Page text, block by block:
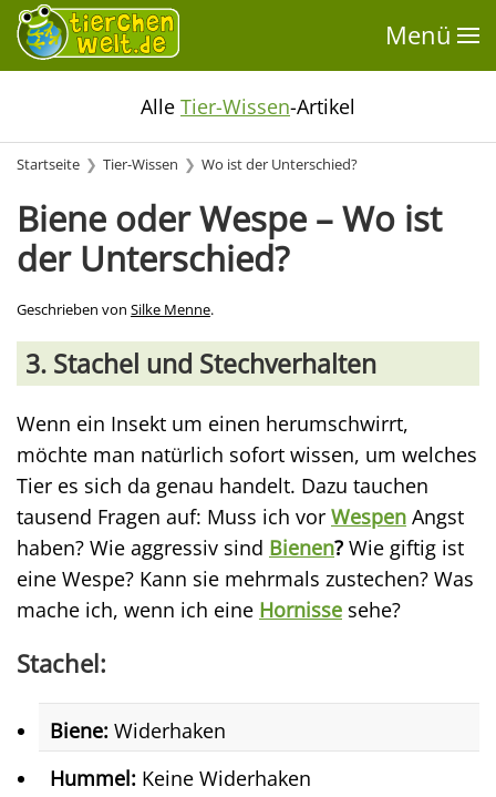
Menü
Alle Tier-Wissen-Artikel
Startseite Tier-Wissen Wo ist der Unterschied?
Biene oder Wespe – Wo ist
der Unterschied?
Geschrieben von Silke Menne.
3. Stachel und Stechverhalten
Wenn ein Insekt um einen herumschwirrt,
möchte man natürlich sofort wissen, um welches
Tier es sich da genau handelt. Dazu tauchen
tausend Fragen auf: Muss ich vor Wespen Angst
haben? Wie aggressiv sind Bienen? Wie giftig ist
eine Wespe? Kann sie mehrmals zustechen? Was
mache ich, wenn ich eine Hornisse sehe?
Stachel:
Biene: Widerhaken
Hummel: Keine Widerhaken